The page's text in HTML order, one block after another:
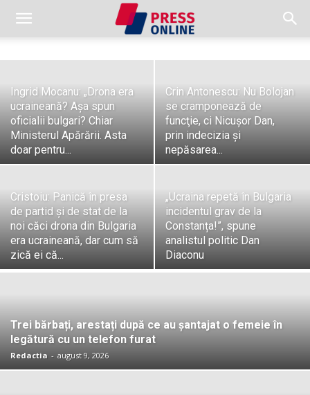
Ingrid Mocanu: „Drona era
ucraineană? Așa spun
oficialii bulgari? Chiar
Ministerul Apărării. Asta
doar pentru...
Crin Antonescu: Nu Bolojan
se cramponează de
funcţie, ci Nicuşor Dan,
prin indecizia şi
nepăsarea...
Cristoiu: Panică în presa
de partid şi de stat de la
noi căci drona din Bulgaria
era ucraineană, dar cum să
zică ei că...
„Ucraina repetă în Bulgaria
incidentul grav de la
Constanța!”, spune
analistul politic Dan
Diaconu
Trei bărbați, arestați după ce au șantajat o femeie în
legătură cu un telefon furat
Redactia - august 9, 2026